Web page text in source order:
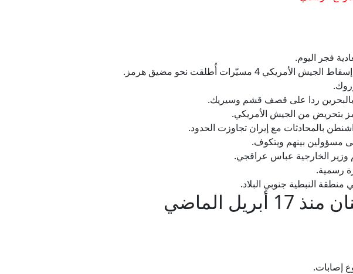
فجر اليوم.
بالبحرين ردا على قصف قشم وسيريك.
بتحريض من الجيش الأمريكي.
بالمحادثات مع إيران تجاوزت الحدود.
مسؤولين بينهم ويتكوف.
وزير الخارجية عباس عراقجي.
رسمية.
النبطية جنوبي البلاد.
إصابات.